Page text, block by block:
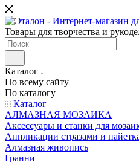
Товары для творчества и
Каталог
По всему сайту
По каталогу
Каталог
АЛМАЗНАЯ МОЗАИКА
Аксессуары и станки для
Аппликации стразами и
Алмазная живопись
Гранни